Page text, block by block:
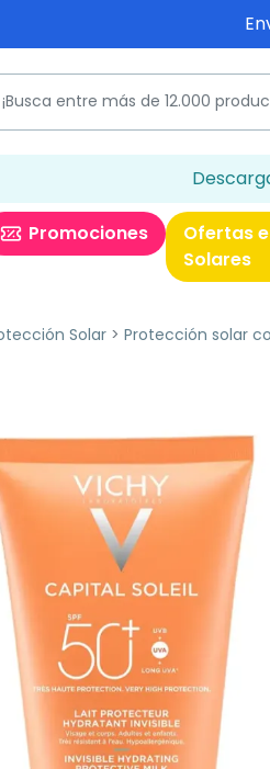
Promociones
Ofertas
Solares
Solar Protección solar